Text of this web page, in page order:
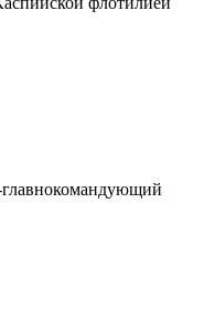
главнокомандующий